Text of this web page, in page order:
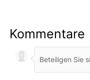
Kommentare